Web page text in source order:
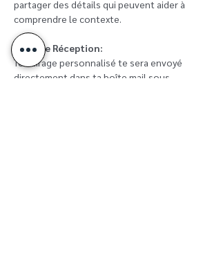
partager des détails qui peuvent aider à
comprendre le contexte.
Délai de Réception:
Ton tirage personnalisé te sera envoyé
directement dans ta boîte mail sous